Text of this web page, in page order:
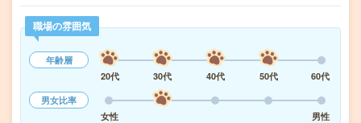
職場の雰囲気
年齢層
20代
30代 40代 50代
60代
男女比率
女性
男性